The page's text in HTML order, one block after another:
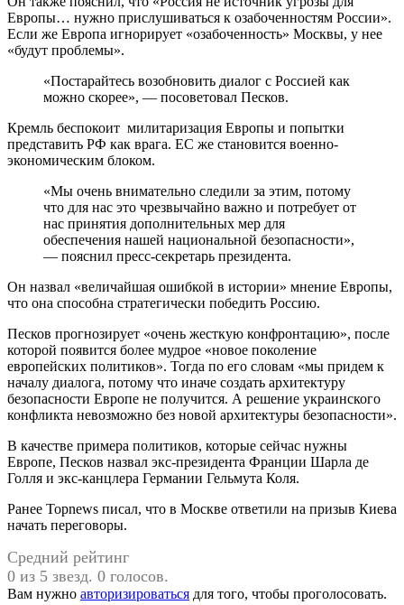
Европы… нужно прислушиваться к озабоченностям России».
Если же Европа игнорирует «озабоченность» Москвы, у нее
«будут проблемы».
«Постарайтесь возобновить диалог с Россией как
можно скорее», — посоветовал Песков.
Кремль беспокоит милитаризация Европы и попытки
представить РФ как врага. ЕС же становится военно-
экономическим блоком.
«Мы очень внимательно следили за этим, потому
что для нас это чрезвычайно важно и потребует от
нас принятия дополнительных мер для
обеспечения нашей национальной безопасности»,
— пояснил пресс-секретарь президента.
Он назвал «величайшая ошибкой в истории» мнение Европы,
что она способна стратегически победить Россию.
Песков прогнозирует «очень жесткую конфронтацию», после
которой появится более мудрое «новое поколение
европейских политиков». Тогда по его словам «мы придем к
началу диалога, потому что иначе создать архитектуру
безопасности Европе не получится. А решение украинского
конфликта невозможно без новой архитектуры безопасности».
В качестве примера политиков, которые сейчас нужны
Европе, Песков назвал экс-президента Франции Шарла де
Голля и экс-канцлера Германии Гельмута Коля.
Ранее Topnews писал, что в Москве ответили на призыв Киева
начать переговоры.
Средний рейтинг
0 из 5 звезд. 0 голосов.
Вам нужно авторизироваться для того, чтобы проголосовать.